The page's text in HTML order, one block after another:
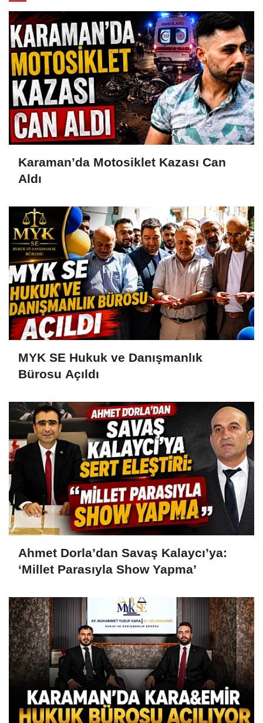
Karaman’da Motosiklet Kazası Can
Aldı
MYK SE Hukuk ve Danışmanlık
Bürosu Açıldı
Ahmet Dorla’dan Savaş Kalaycı’ya:
‘Millet Parasıyla Show Yapma’